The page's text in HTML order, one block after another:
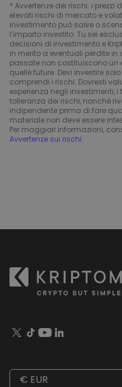
* Avvertenze dei rischi: i
elevati rischi di mercato e
investimento può salire o
l’importo investito. Tu sei
decisioni di investimento e
in merito a eventuali perdite in
passate non costituiscono un
quelle future. Devi investire
comprendi i rischi. Dovresti
esperienza negli investimenti,
tolleranza dei rischi, nonché
indipendente prima di fare
materiale non deve essere
Per maggiori informazioni,
Avvertenze sui rischi.
€ EUR